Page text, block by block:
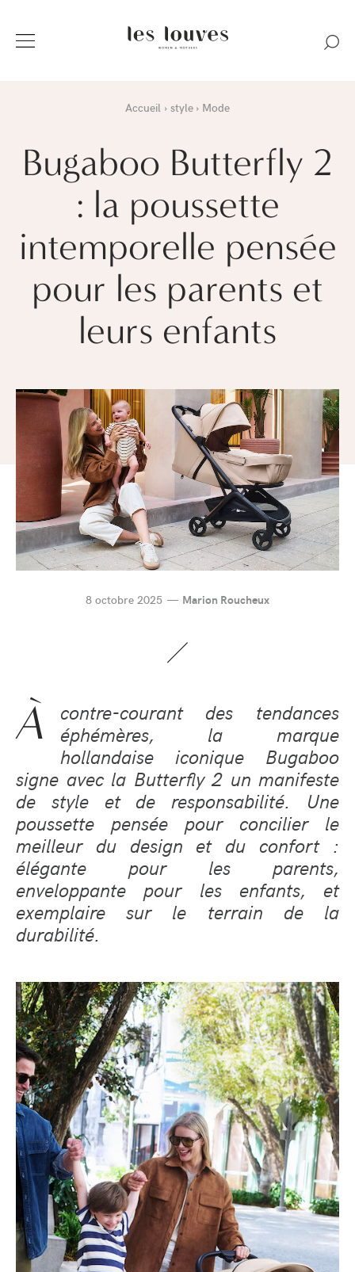
Accueil style Mode
Bugaboo Butterfly 2
: la poussette
intemporelle pensée
pour les parents et
leurs enfants
8 octobre 2025 Marion Roucheux
À
contre-courant des tendances
éphémères, la marque
hollandaise iconique Bugaboo
signe avec la Butterfly 2 un manifeste
de style et de responsabilité. Une
poussette pensée pour concilier le
meilleur du design et du confort :
élégante pour les parents,
enveloppante pour les enfants, et
exemplaire sur le terrain de la
durabilité.